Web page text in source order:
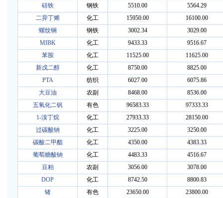
硅铁
钢铁 5510.00
5564.29
二异丁烯
化工 15950.00
16100.00
螺纹钢
钢铁 3002.34
3029.00
MIBK
化工 9433.33
9516.67
苯胺
化工 11525.00
11625.00
新戊二醇
化工 8750.00
8825.00
PTA
纺织 6027.00
6075.86
大豆油
农副 8468.00
8536.00
五氧化二钒
有色 96583.33
97333.33
1-溴丁烷
化工 27933.33
28150.00
过碳酸钠
化工 3225.00
3250.00
碳酸二甲酯
化工 4350.00
4383.33
葡萄糖酸钠
化工 4483.33
4516.67
豆粕
农副 3056.00
3078.00
DOP
化工 8742.50
8800.83
锗
有色 23650.00
23800.00